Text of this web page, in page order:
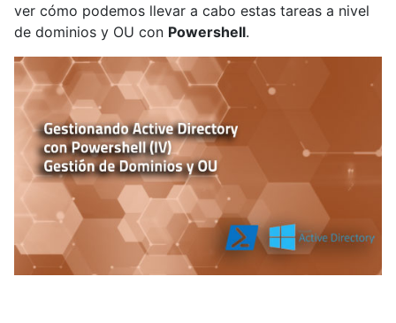
ver cómo podemos llevar a cabo estas tareas a nivel
de dominios y OU con Powershell.